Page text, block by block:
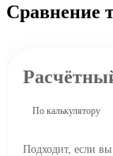
Сравнение
По калькулятору
Подходит, если